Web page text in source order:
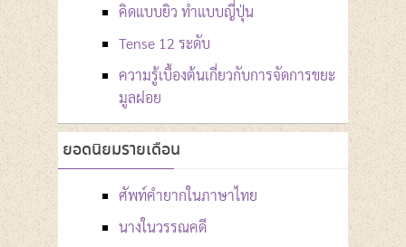
คิดแบบยิว ทำแบบญี่ปุ่น
Tense 12 ระดับ
ความรู้เบื้องต้นเกี่ยวกับการจัดการขยะ
มูลฝอย
ยอดนิยมรายเดือน
ศัพท์คำยากในภาษาไทย
นางในวรรณคดี